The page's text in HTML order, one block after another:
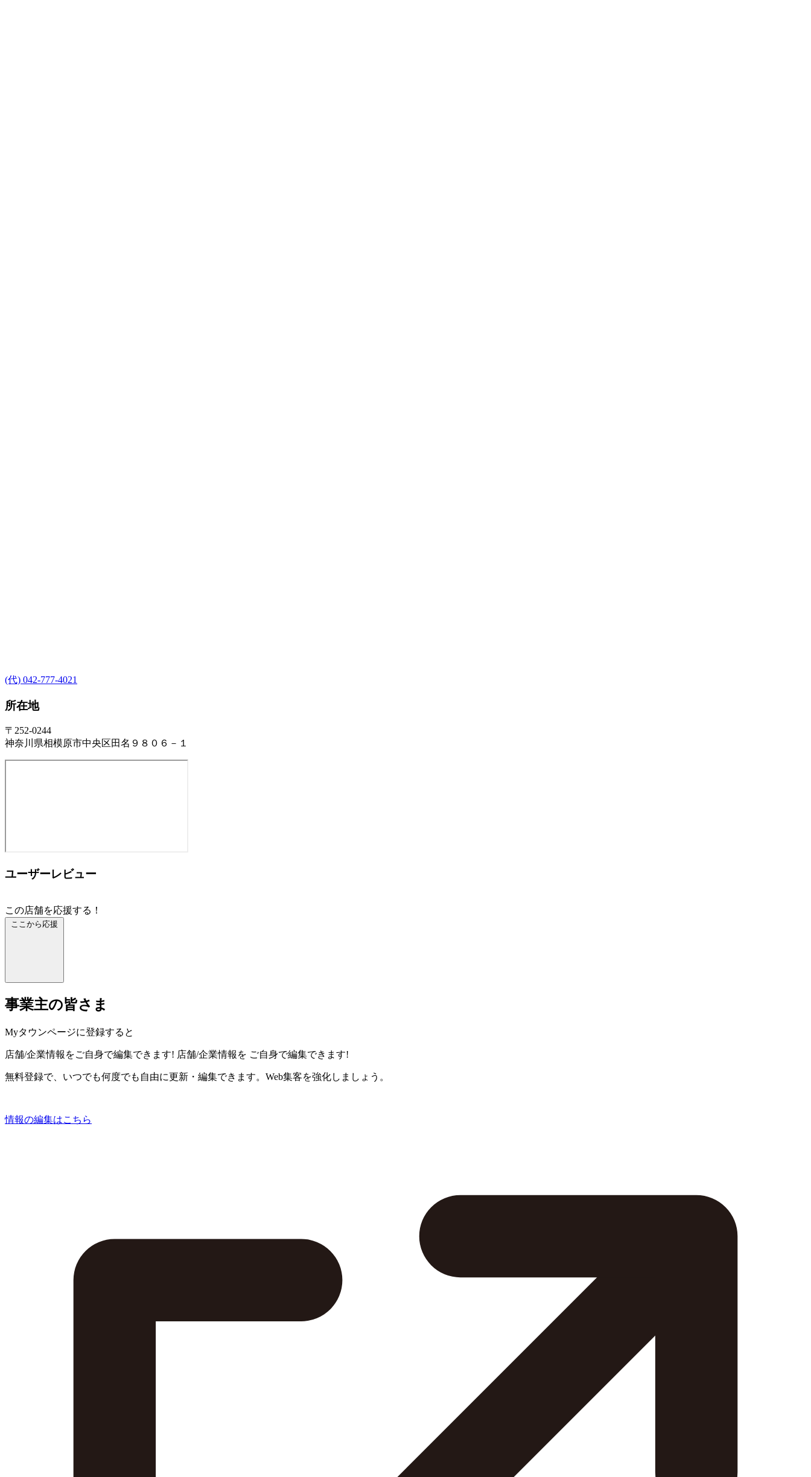
(代) 042-777-4021
所在地
〒252-0244
神奈川県相模原市中央区田名９８０６－１
ユーザーレビュー
この店舗を応援する！
ここから応援
事業主の皆さま
Myタウンページに登録すると
店舗/企業情報をご自身で編集できます! 店舗/企業情報を ご自身で編集できます!
無料登録で、いつでも何度でも自由に更新・編集できます。Web集客を強化しましょう。
情報の編集はこちら